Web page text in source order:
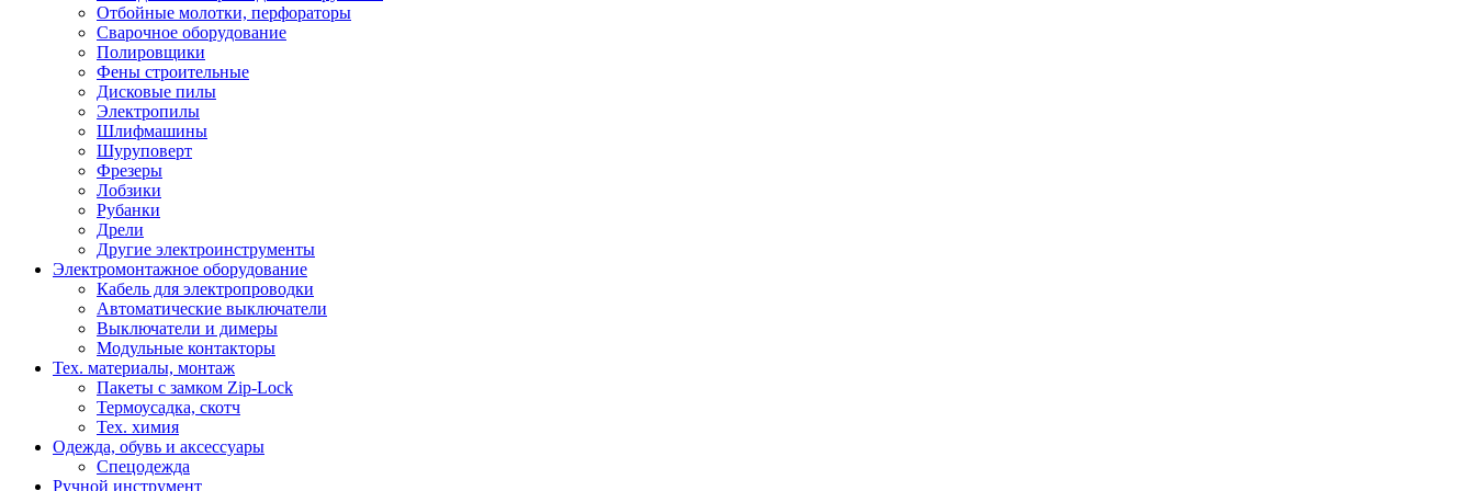
Отбойные молотки, перфораторы
Сварочное оборудование
Полировщики
Фены строительные
Дисковые пилы
Электропилы
Шлифмашины
Шуруповерт
Фрезеры
Лобзики
Рубанки
Дрели
Другие электроинструменты
Электромонтажное оборудование
Кабель для электропроводки
Автоматические выключатели
Выключатели и димеры
Модульные контакторы
Тех. материалы, монтаж
Пакеты с замком Zip-Lock
Термоусадка, скотч
Тех. химия
Одежда, обувь и аксессуары
Спецодежда
Ручной инструмент